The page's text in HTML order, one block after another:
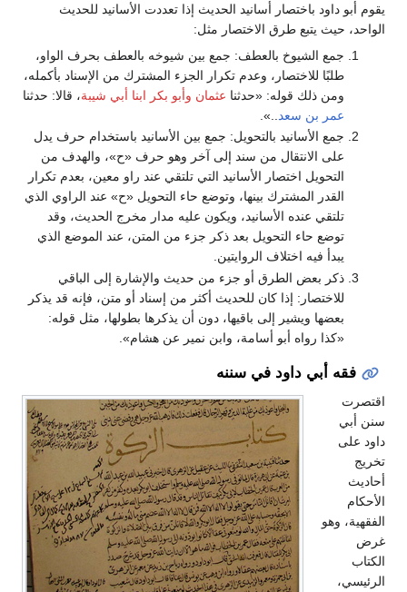
يقوم أبو داود باختصار أسانيد الحديث إذا تعددت الأسانيد للحديث
الواحد، حيث يتبع طرق الاختصار مثل:
جمع الشيوخ بالعطف: جمع بين شيوخه بالعطف بحرف الواو،
طلبًا للاختصار، وعدم تكرار الجزء المشترك من الإسناد بأكمله،
ومن ذلك قوله: «حدثنا عثمان وأبو بكر ابنا أبي شيبة، قالا: حدثنا
عمر بن سعد
..».
جمع الأسانيد بالتحويل: جمع بين الأسانيد باستخدام حرف يدل
على الانتقال من سند إلى آخر وهو حرف «ح»، والهدف من
التحويل اختصار الأسانيد التي تلتقي عند راو معين، بعدم تكرار
القدر المشترك بينها، وتوضع حاء التحويل «ح» عند الراوي الذي
تلتقي عنده الأسانيد، ويكون عليه مدار مخرج الحديث، وقد
توضع حاء التحويل بعد ذكر جزء من المتن، عند الموضع الذي
يبدأ فيه اختلاف الروايتين.
ذكر بعض الطرق أو جزء من حديث والإشارة إلى الباقي
للاختصار: إذا كان للحديث أكثر من إسناد أو متن، فإنه قد يذكر
بعضها ويشير إلى باقيها، دون أن يذكرها بطولها، مثل قوله:
«كذا رواه أبو أسامة، وابن نمير عن هشام».
فقه أبي داود في سننه
اقتصرت
سنن أبي
داود على
تخريج
أحاديث
الأحكام
الفقهية، وهو
غرض
الكتاب
الرئيسي،